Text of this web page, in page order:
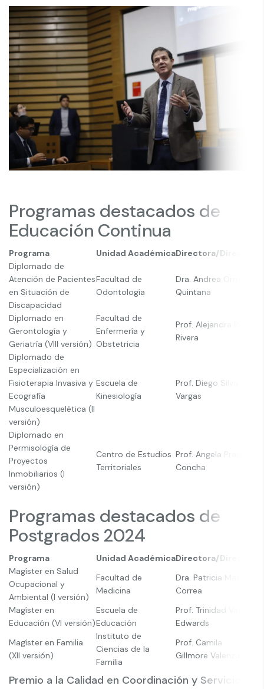
Programas destacados de
Educación Continua
Programa Unidad AcadémicaDirectora/Director
Diplomado de
Atención de Pacientes
en Situación de
Discapacidad
Facultad de
Odontología
Dra. Andrea Ormeño
Quintana
Diplomado en
Gerontología y
Geriatría (VIII versión)
Facultad de
Enfermería y
Obstetricia
Prof. Alejandra Rojas
Rivera
Diplomado de
Especialización en
Fisioterapia Invasiva y
Ecografía
Musculoesquelética (II
versión)
Escuela de
Kinesiología
Prof. Diego Silva
Vargas
Diplomado en
Permisología de
Proyectos
Inmobiliarios (I
versión)
Centro de Estudios
Territoriales
Prof. Angela Prado
Concha
Programas destacados de
Postgrados 2024
Programa Unidad AcadémicaDirectora/Director
Magíster en Salud
Ocupacional y
Ambiental (I versión)
Facultad de
Medicina
Dra. Patricia Matus
Correa
Magíster en
Educación (VI versión)
Escuela de
Educación
Prof. Trinidad Valdés
Edwards
Magíster en Familia
(XII versión)
Instituto de
Ciencias de la
Familia
Prof. Camila
Gillmore Valenzuela
Premio a la Calidad en Coordinación y Servicios